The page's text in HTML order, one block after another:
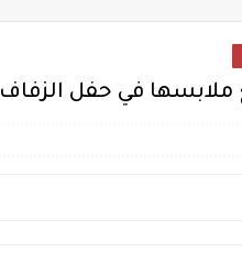
ملابسها في حفل الزفاف